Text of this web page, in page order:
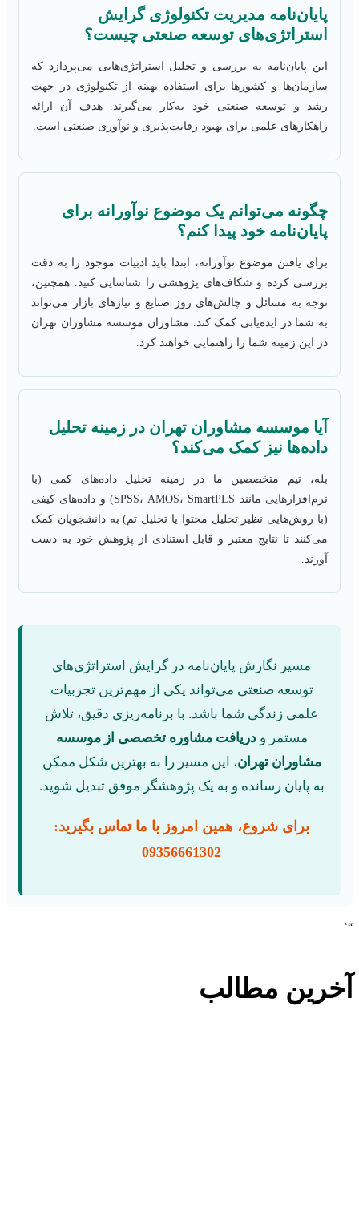
پایان‌نامه مدیریت تکنولوژی گرایش
استراتژی‌های توسعه صنعتی چیست؟
این پایان‌نامه به بررسی و تحلیل استراتژی‌هایی می‌پردازد که
سازمان‌ها و کشورها برای استفاده بهینه از تکنولوژی در جهت
رشد و توسعه صنعتی خود به‌کار می‌گیرند. هدف آن ارائه
راهکارهای علمی برای بهبود رقابت‌پذیری و نوآوری صنعتی است.
چگونه می‌توانم یک موضوع نوآورانه برای
پایان‌نامه خود پیدا کنم؟
برای یافتن موضوع نوآورانه، ابتدا باید ادبیات موجود را به دقت
بررسی کرده و شکاف‌های پژوهشی را شناسایی کنید. همچنین،
توجه به مسائل و چالش‌های روز صنایع و نیازهای بازار می‌تواند
به شما در ایده‌یابی کمک کند. مشاوران موسسه مشاوران تهران
در این زمینه شما را راهنمایی خواهند کرد.
آیا موسسه مشاوران تهران در زمینه تحلیل
داده‌ها نیز کمک می‌کند؟
بله، تیم متخصصین ما در زمینه تحلیل داده‌های کمی (با
نرم‌افزارهایی مانند SPSS، AMOS، SmartPLS) و داده‌های کیفی
(با روش‌هایی نظیر تحلیل محتوا یا تحلیل تم) به دانشجویان کمک
می‌کنند تا نتایج معتبر و قابل استنادی از پژوهش خود به دست
آورند.
مسیر نگارش پایان‌نامه در گرایش استراتژی‌های
توسعه صنعتی می‌تواند یکی از مهم‌ترین تجربیات
علمی زندگی شما باشد. با برنامه‌ریزی دقیق، تلاش
مستمر ودریافت مشاوره تخصصی از موسسه
مشاوران تهران، این مسیر را به بهترین شکل ممکن
به پایان رسانده و به یک پژوهشگر موفق تبدیل شوید.
برای شروع، همین امروز با ما تماس بگیرید:
09356661302
“`
آخرین مطالب